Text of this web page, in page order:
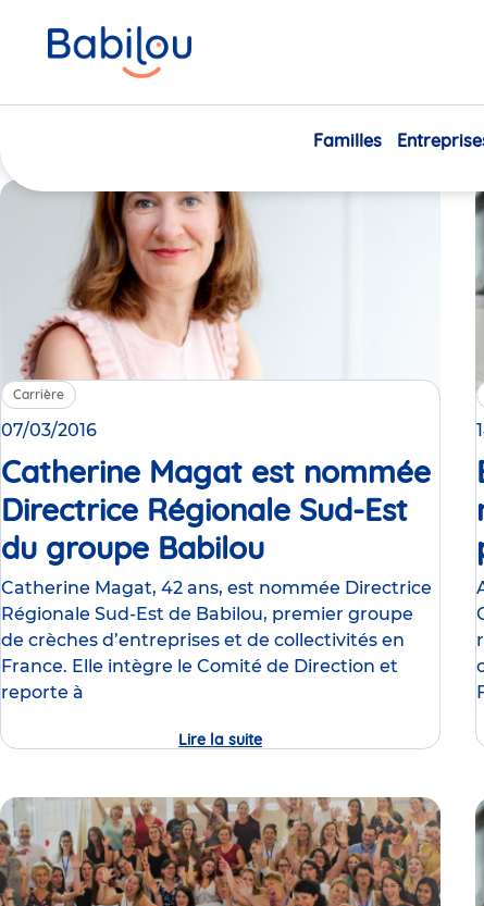
Familles
nos évènements
Carrière
07/03/2016
Catherine Magat est nommée
Directrice Régionale Sud-Est
du groupe Babilou
de
presse
Catherine Magat, 42 ans, est nommée Directrice
Régionale Sud-Est de Babilou, premier groupe
de crèches d’entreprises et de collectivités en
France. Elle intègre le Comité de Direction et
reporte à
Lire la suite
Magat
Directrice
Régionale
Sud-
Est
du
groupe